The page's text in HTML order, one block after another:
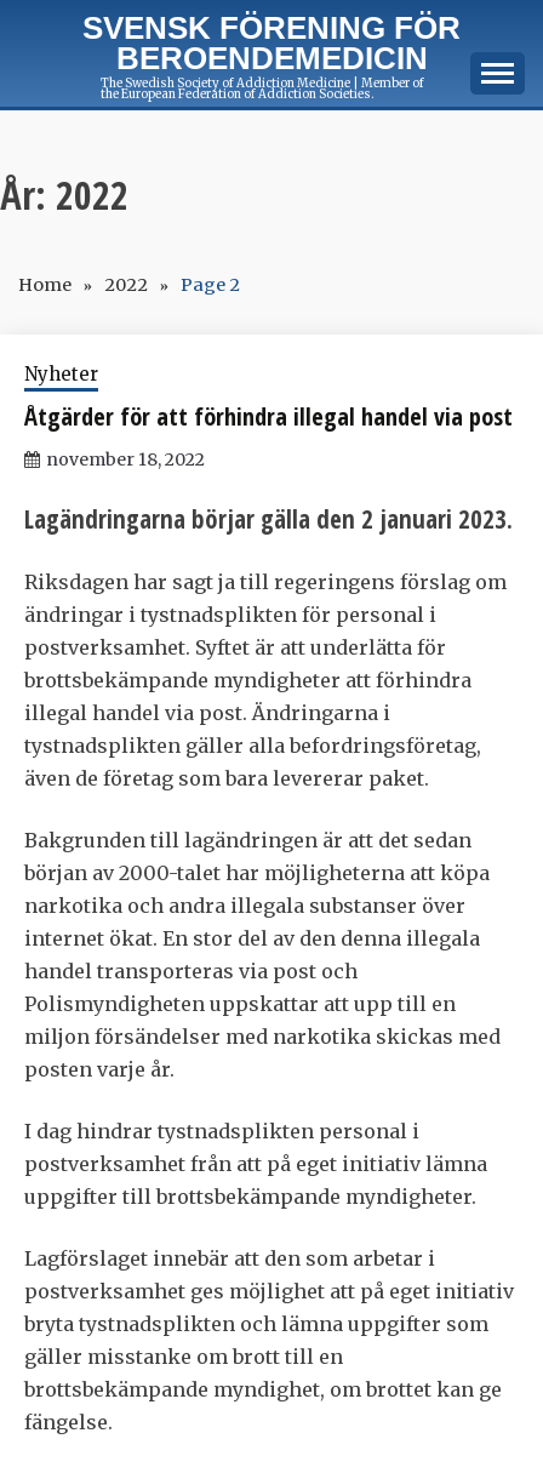
SVENSK FÖRENING FÖR
BEROENDEMEDICIN
The Swedish Society of Addiction Medicine | Member of
the European Federation of Addiction Societies.
År: 2022
Home 2022 Page 2
Nyheter
Åtgärder för att förhindra illegal handel via post
november 18, 2022
Lagändringarna börjar gälla den 2 januari 2023.
Riksdagen har sagt ja till regeringens förslag om
ändringar i tystnadsplikten för personal i
postverksamhet. Syftet är att underlätta för
brottsbekämpande myndigheter att förhindra
illegal handel via post. Ändringarna i
tystnadsplikten gäller alla befordringsföretag,
även de företag som bara levererar paket.
Bakgrunden till lagändringen är att det sedan
början av 2000-talet har möjligheterna att köpa
narkotika och andra illegala substanser över
internet ökat. En stor del av den denna illegala
handel transporteras via post och
Polismyndigheten uppskattar att upp till en
miljon försändelser med narkotika skickas med
posten varje år.
I dag hindrar tystnadsplikten personal i
postverksamhet från att på eget initiativ lämna
uppgifter till brottsbekämpande myndigheter.
Lagförslaget innebär att den som arbetar i
postverksamhet ges möjlighet att på eget initiativ
bryta tystnadsplikten och lämna uppgifter som
gäller misstanke om brott till en
brottsbekämpande myndighet, om brottet kan ge
fängelse.